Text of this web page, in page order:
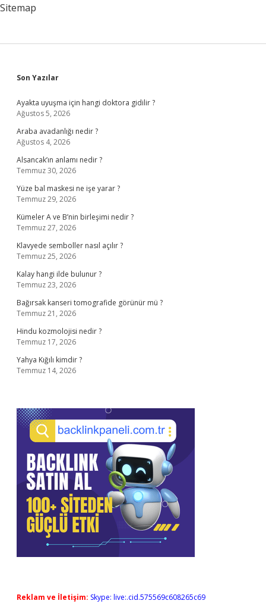
Sitemap
Sidebar
Son Yazılar
Ayakta uyuşma için hangi doktora gidilir ?
Ağustos 5, 2026
Araba avadanlığı nedir ?
Ağustos 4, 2026
Alsancak’ın anlamı nedir ?
Temmuz 30, 2026
Yüze bal maskesi ne işe yarar ?
Temmuz 29, 2026
Kümeler A ve B’nin birleşimi nedir ?
Temmuz 27, 2026
Klavyede semboller nasıl açılır ?
Temmuz 25, 2026
Kalay hangi ilde bulunur ?
Temmuz 23, 2026
Bağırsak kanseri tomografide görünür mü ?
Temmuz 21, 2026
Hindu kozmolojisi nedir ?
Temmuz 17, 2026
Yahya Kığılı kimdir ?
Temmuz 14, 2026
Reklam ve İletişim: Skype: live:.cid.575569c608265c69